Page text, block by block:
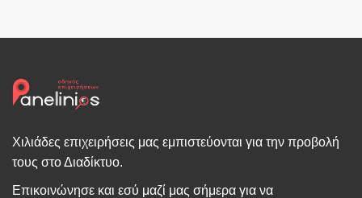
Χιλιάδες επιχειρήσεις μας εμπιστεύονται για την προβολή
τους στο Διαδίκτυο.
Επικοινώνησε και εσύ μαζί μας σήμερα για να